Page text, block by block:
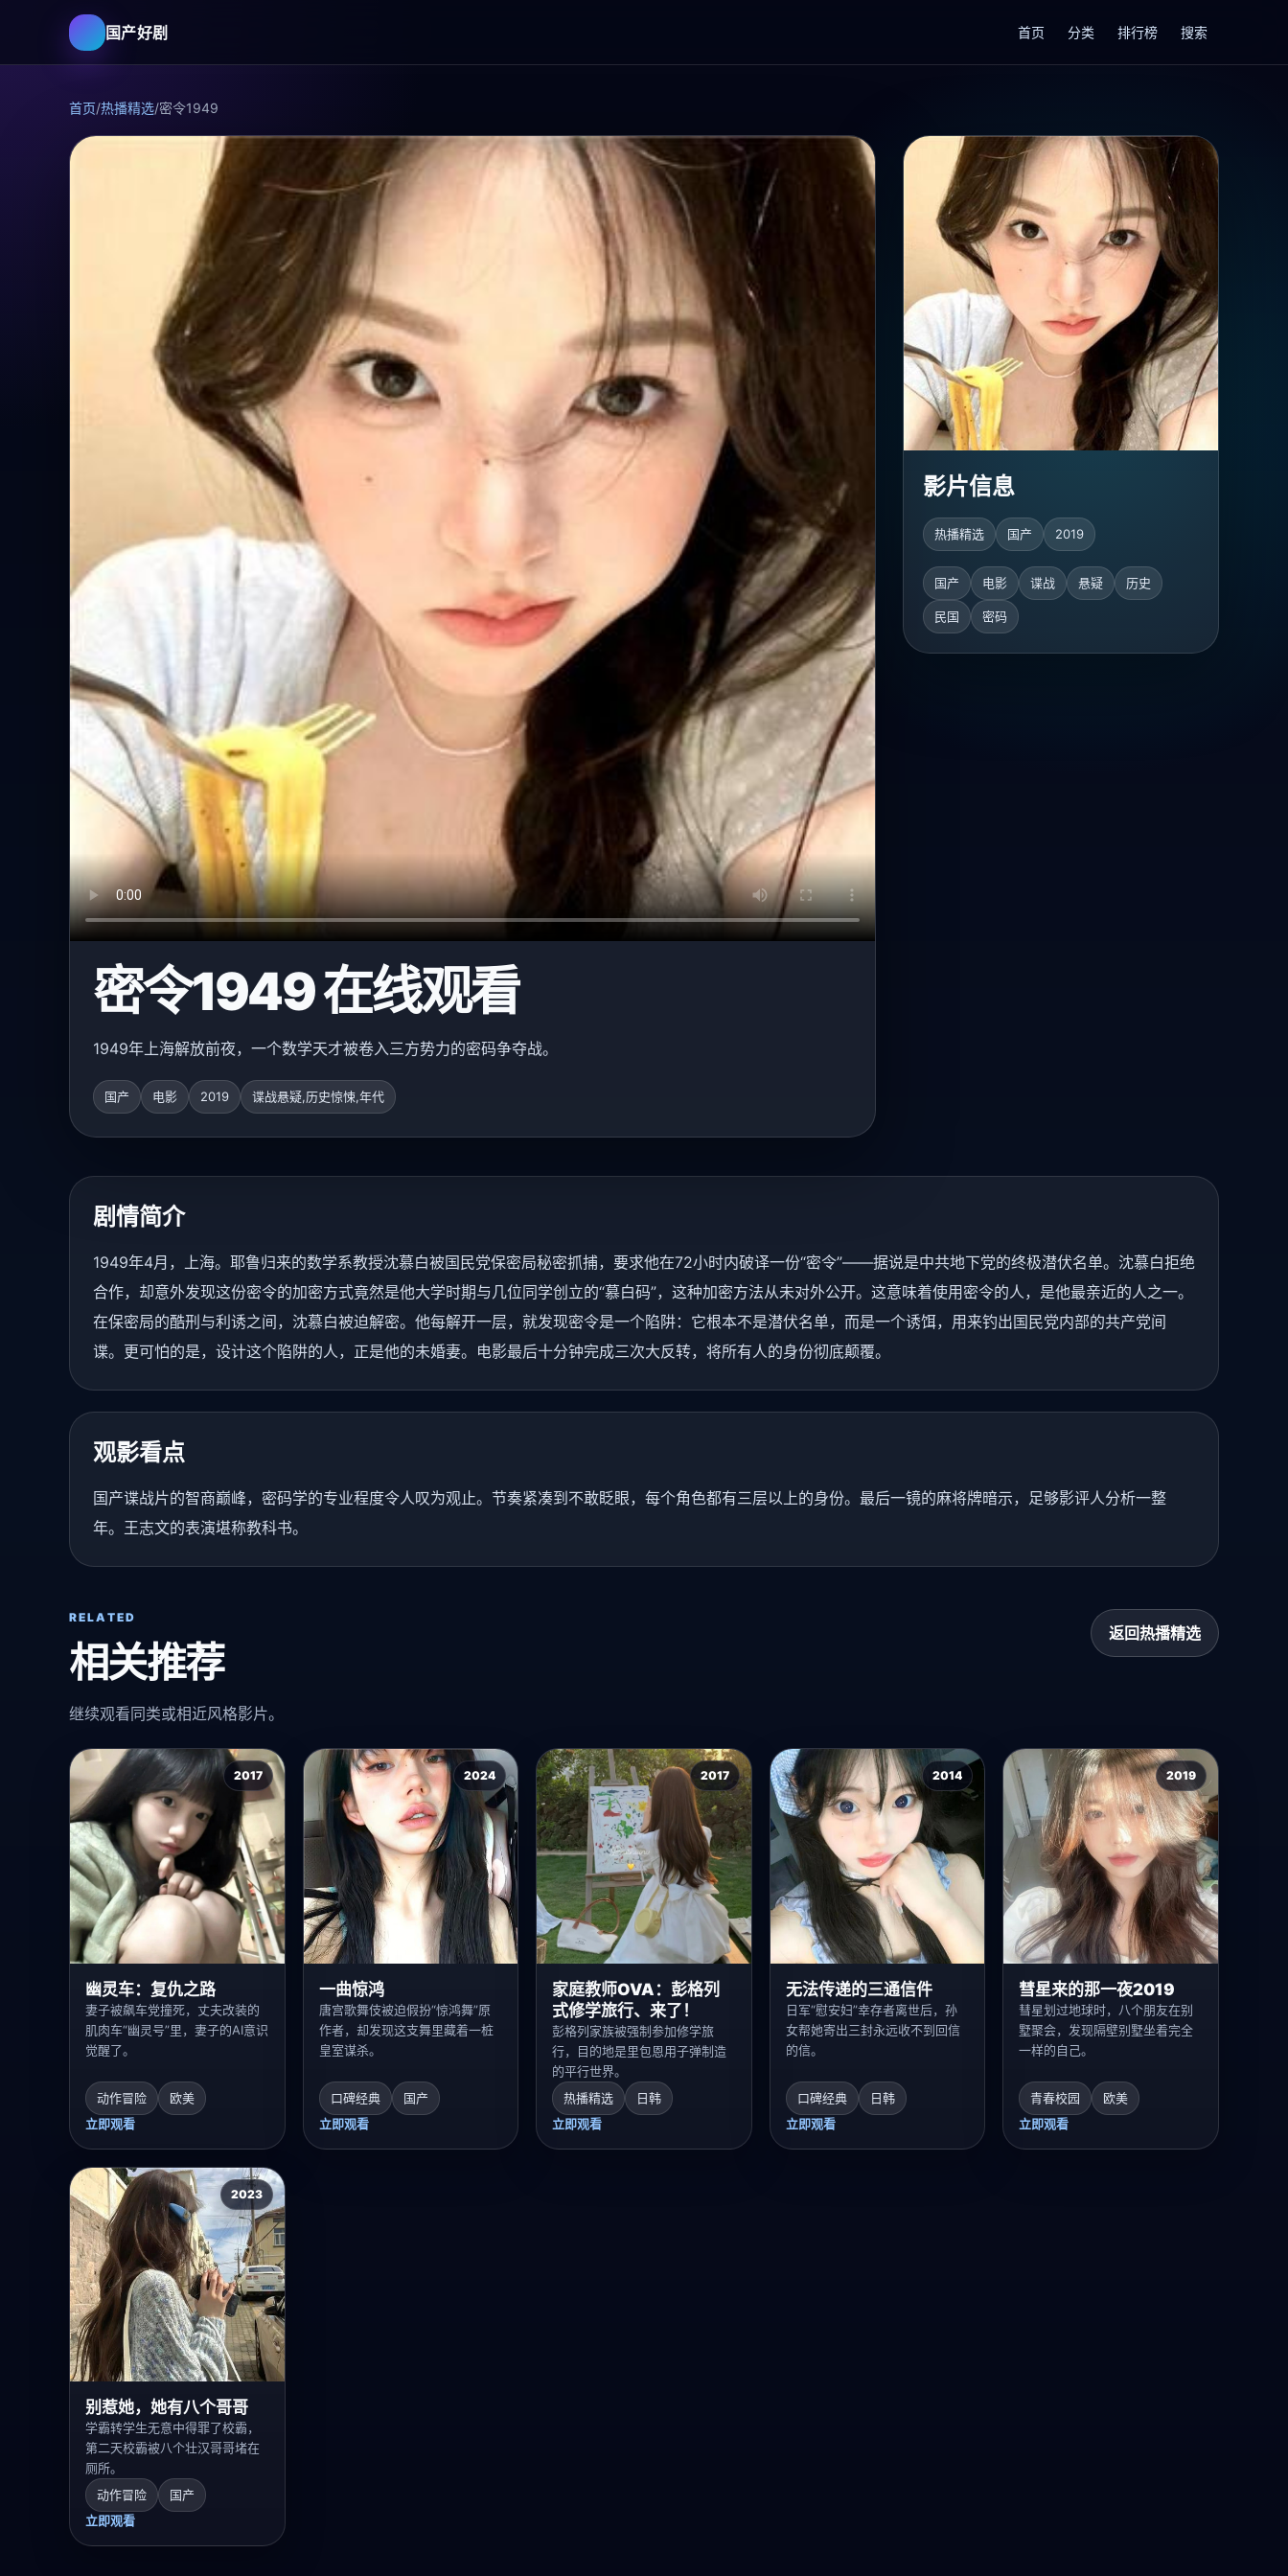
国产好剧 首页 分类 排行榜 搜索
首页/热播精选/密令1949
密令1949 在线观看
1949年上海解放前夜，一个数学天才被卷入三方势力的密码争夺战。
国产 电影 2019 谍战悬疑,历史惊悚,年代
影片信息
热播精选 国产 2019
国产 电影 谍战 悬疑 历史
民国 密码
剧情简介
1949年4月，上海。耶鲁归来的数学系教授沈慕白被国民党保密局秘密抓捕，要求他在72小时内破译一份“密令”——据说是中共地下党的终极潜伏名单。沈慕白拒绝
合作，却意外发现这份密令的加密方式竟然是他大学时期与几位同学创立的“慕白码”，这种加密方法从未对外公开。这意味着使用密令的人，是他最亲近的人之一。
在保密局的酷刑与利诱之间，沈慕白被迫解密。他每解开一层，就发现密令是一个陷阱：它根本不是潜伏名单，而是一个诱饵，用来钓出国民党内部的共产党间
谍。更可怕的是，设计这个陷阱的人，正是他的未婚妻。电影最后十分钟完成三次大反转，将所有人的身份彻底颠覆。
观影看点
国产谍战片的智商巅峰，密码学的专业程度令人叹为观止。节奏紧凑到不敢眨眼，每个角色都有三层以上的身份。最后一镜的麻将牌暗示，足够影评人分析一整
年。王志文的表演堪称教科书。
RELATED
相关推荐
继续观看同类或相近风格影片。
返回热播精选
2017
幽灵车：复仇之路
妻子被飙车党撞死，丈夫改装的
肌肉车“幽灵号”里，妻子的AI意识
觉醒了。
动作冒险
欧美
立即观看
2024
一曲惊鸿
唐宫歌舞伎被迫假扮“惊鸿舞”原
作者，却发现这支舞里藏着一桩
皇室谋杀。
口碑经典
国产
立即观看
2017
家庭教师OVA：彭格列
式修学旅行、来了！
彭格列家族被强制参加修学旅
行，目的地是里包恩用子弹制造
的平行世界。
热播精选
日韩
立即观看
2014
无法传递的三通信件
日军“慰安妇”幸存者离世后，孙
女帮她寄出三封永远收不到回信
的信。
口碑经典
日韩
立即观看
2019
彗星来的那一夜2019
彗星划过地球时，八个朋友在别
墅聚会，发现隔壁别墅坐着完全
一样的自己。
青春校园
欧美
立即观看
2023
别惹她，她有八个哥哥
学霸转学生无意中得罪了校霸，
第二天校霸被八个壮汉哥哥堵在
厕所。
动作冒险
国产
立即观看